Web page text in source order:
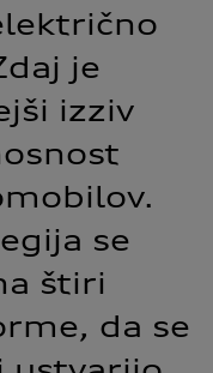
je
izziv
se
štiri
da se